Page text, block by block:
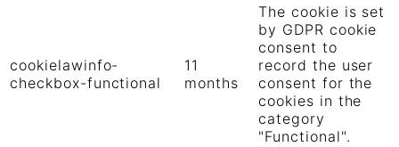
cookielawinfo-
checkbox-functional
11
months
The cookie is set
by GDPR cookie
consent to
record the user
consent for the
cookies in the
category
"Functional".